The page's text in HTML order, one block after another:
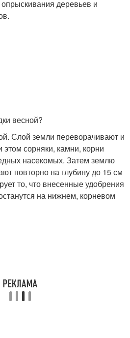
деревьев и
весной?
Слой земли переворачивают и
этом сорняки, камни, корни
насекомых. Затем землю
повторно на глубину до 15 см
то, что внесенные удобрения
на нижнем, корневом